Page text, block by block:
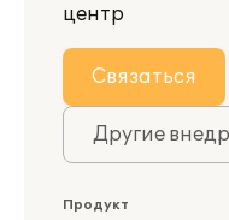
центр
Связаться
Другие
Продукт